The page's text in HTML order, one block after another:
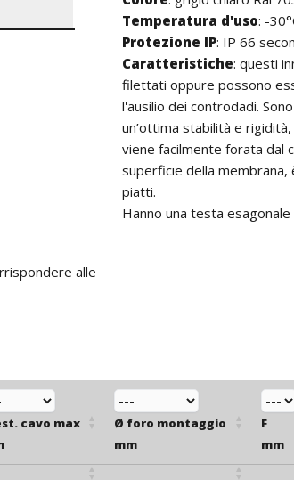
alle
Temperatura d'uso: -
Protezione IP: IP 66
Caratteristiche: questi
filettati oppure possono
l'ausilio dei controdadi.
un’ottima stabilità e
viene facilmente forata dal
superficie della membrana,
piatti.
Hanno una testa
cavo max
Ø foro montaggio
mm
F
mm